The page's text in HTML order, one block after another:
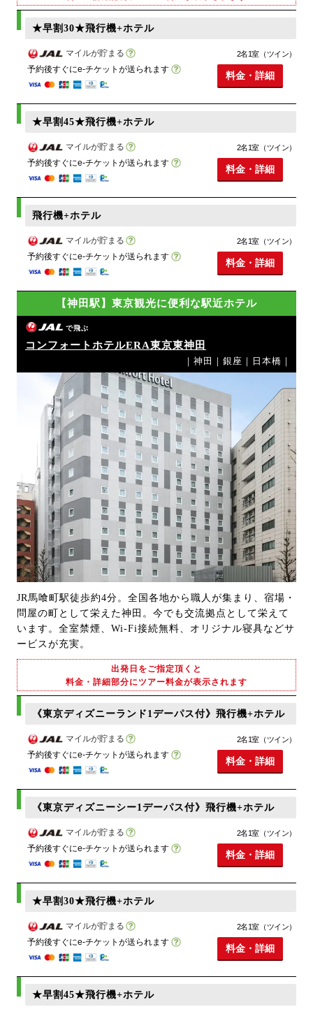
★早割30★飛行機+ホテル
マイルが貯まる
予約後すぐにe-チケットが送られます
2名1室（ツイン）
料金・詳細
★早割45★飛行機+ホテル
マイルが貯まる
予約後すぐにe-チケットが送られます
2名1室（ツイン）
料金・詳細
飛行機+ホテル
マイルが貯まる
予約後すぐにe-チケットが送られます
2名1室（ツイン）
料金・詳細
【神田駅】東京観光に便利な駅近ホテル
で飛ぶ
コンフォートホテルERA東京東神田
｜神田｜銀座｜日本橋｜
JR馬喰町駅徒歩約4分。全国各地から職人が集まり、宿場・
問屋の町として栄えた神田。今でも交流拠点として栄えて
います。全室禁煙、Wi-Fi接続無料、オリジナル寝具などサ
ービスが充実。
出発日をご指定頂くと
料金・詳細部分にツアー料金が表示されます
《東京ディズニーランド1デーパス付》飛行機+ホテル
マイルが貯まる
予約後すぐにe-チケットが送られます
2名1室（ツイン）
料金・詳細
《東京ディズニーシー1デーパス付》飛行機+ホテル
マイルが貯まる
予約後すぐにe-チケットが送られます
2名1室（ツイン）
料金・詳細
★早割30★飛行機+ホテル
マイルが貯まる
予約後すぐにe-チケットが送られます
2名1室（ツイン）
料金・詳細
★早割45★飛行機+ホテル